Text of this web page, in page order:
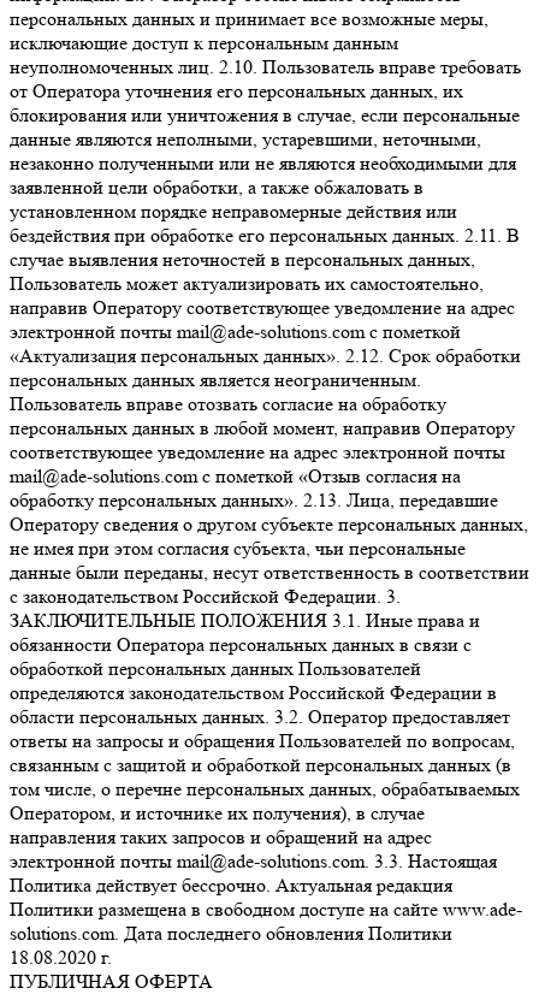
персональных данных и принимает все возможные меры,
исключающие доступ к персональным данным
неуполномоченных лиц. 2.10. Пользователь вправе требовать
от Оператора уточнения его персональных данных, их
блокирования или уничтожения в случае, если персональные
данные являются неполными, устаревшими, неточными,
незаконно полученными или не являются необходимыми для
заявленной цели обработки, а также обжаловать в
установленном порядке неправомерные действия или
бездействия при обработке его персональных данных. 2.11. В
случае выявления неточностей в персональных данных,
Пользователь может актуализировать их самостоятельно,
направив Оператору соответствующее уведомление на адрес
электронной почты mail@ade-solutions.com с пометкой
«Актуализация персональных данных». 2.12. Срок обработки
персональных данных является неограниченным.
Пользователь вправе отозвать согласие на обработку
персональных данных в любой момент, направив Оператору
соответствующее уведомление на адрес электронной почты
mail@ade-solutions.com с пометкой «Отзыв согласия на
обработку персональных данных». 2.13. Лица, передавшие
Оператору сведения о другом субъекте персональных данных,
не имея при этом согласия субъекта, чьи персональные
данные были переданы, несут ответственность в соответствии
с законодательством Российской Федерации. 3.
ЗАКЛЮЧИТЕЛЬНЫЕ ПОЛОЖЕНИЯ 3.1. Иные права и
обязанности Оператора персональных данных в связи с
обработкой персональных данных Пользователей
определяются законодательством Российской Федерации в
области персональных данных. 3.2. Оператор предоставляет
ответы на запросы и обращения Пользователей по вопросам,
связанным с защитой и обработкой персональных данных (в
том числе, о перечне персональных данных, обрабатываемых
Оператором, и источнике их получения), в случае
направления таких запросов и обращений на адрес
электронной почты mail@ade-solutions.com. 3.3. Настоящая
Политика действует бессрочно. Актуальная редакция
Политики размещена в свободном доступе на сайте www.ade-
solutions.com. Дата последнего обновления Политики
18.08.2020 г.
ПУБЛИЧНАЯ ОФЕРТА